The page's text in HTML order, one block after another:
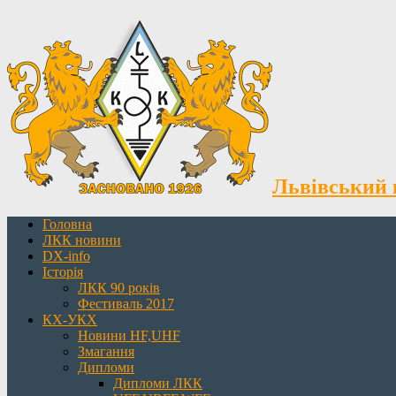
Львівський
Головна
ЛКК новини
DX-info
Історія
ЛКК 90 років
Фестиваль 2017
КХ-УКХ
Новини HF,UHF
Змагання
Дипломи
Дипломи ЛКК